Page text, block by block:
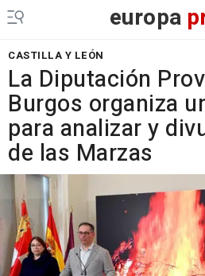
europa
CASTILLA Y LEÓN
La Diputación
Burgos organiza
para analizar y
de las Marzas